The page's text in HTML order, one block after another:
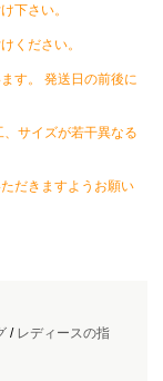
下さい。
ください。
す。 発送日の前後に
サイズが若干異なる
だきますようお願い
/ レディースの指